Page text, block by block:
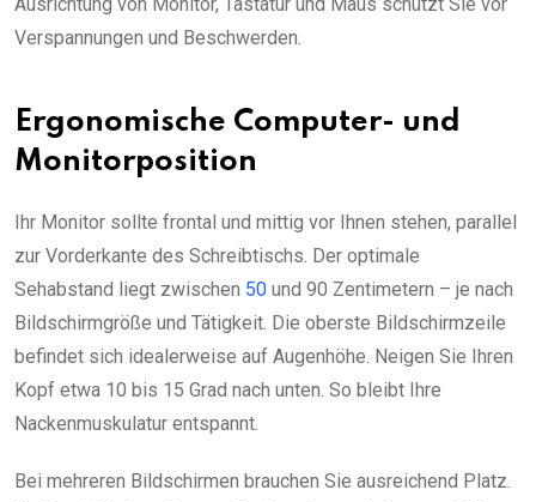
Verspannungen und Beschwerden.
Ergonomische Computer- und
Monitorposition
Ihr Monitor sollte frontal und mittig vor Ihnen stehen, parallel
zur Vorderkante des Schreibtischs. Der optimale
Sehabstand liegt zwischen 50 und 90 Zentimetern – je nach
Bildschirmgröße und Tätigkeit. Die oberste Bildschirmzeile
befindet sich idealerweise auf Augenhöhe. Neigen Sie Ihren
Kopf etwa 10 bis 15 Grad nach unten. So bleibt Ihre
Nackenmuskulatur entspannt.
Bei mehreren Bildschirmen brauchen Sie ausreichend Platz.